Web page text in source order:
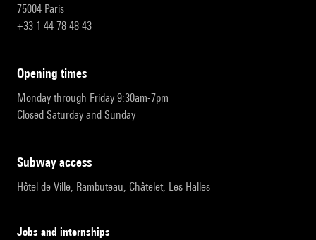
75004 Paris
+33 1 44 78 48 43
opening times
Monday through Friday 9:30am-7pm
Closed Saturday and Sunday
subway access
Hôtel de Ville, Rambuteau, Châtelet, Les Halles
Jobs and internships